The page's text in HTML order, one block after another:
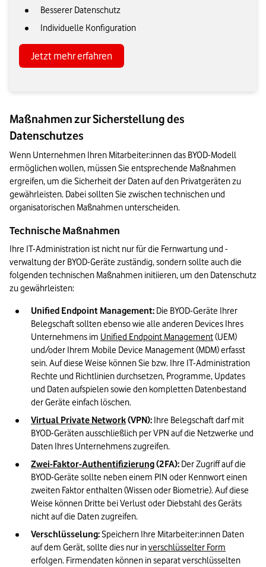
Besserer Datenschutz
Individuelle Konfiguration
Jetzt mehr erfahren
Maßnahmen zur Sicherstellung des
Datenschutzes
Wenn Unternehmen Ihren Mitarbeiter:innen das BYOD-Modell
ermöglichen wollen, müssen Sie entsprechende Maßnahmen
ergreifen, um die Sicherheit der Daten auf den Privatgeräten zu
gewährleisten. Dabei sollten Sie zwischen technischen und
organisatorischen Maßnahmen unterscheiden.
Technische Maßnahmen
Ihre IT-Administration ist nicht nur für die Fernwartung und -
verwaltung der BYOD-Geräte zuständig, sondern sollte auch die
folgenden technischen Maßnahmen initiieren, um den Datenschutz
zu gewährleisten:
Unified Endpoint Management: Die BYOD-Geräte Ihrer
Belegschaft sollten ebenso wie alle anderen Devices Ihres
Unternehmens im Unified Endpoint Management (UEM)
und/oder Ihrem Mobile Device Management (MDM) erfasst
sein. Auf diese Weise können Sie bzw. Ihre IT-Administration
Rechte und Richtlinien durchsetzen, Programme, Updates
und Daten aufspielen sowie den kompletten Datenbestand
der Geräte einfach löschen.
Virtual Private Network (VPN): Ihre Belegschaft darf mit
BYOD-Geräten ausschließlich per VPN auf die Netzwerke und
Daten Ihres Unternehmens zugreifen.
Zwei-Faktor-Authentifizierung (2FA): Der Zugriff auf die
BYOD-Geräte sollte neben einem PIN oder Kennwort einen
zweiten Faktor enthalten (Wissen oder Biometrie). Auf diese
Weise können Dritte bei Verlust oder Diebstahl des Geräts
nicht auf die Daten zugreifen.
Verschlüsselung: Speichern Ihre Mitarbeiter:innen Daten
auf dem Gerät, sollte dies nur in verschlüsselter Form
erfolgen. Firmendaten können in separat verschlüsselten